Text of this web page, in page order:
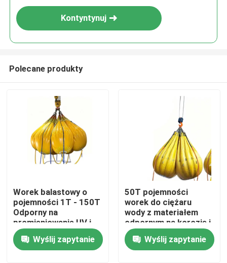
Kontyntynuj
Polecane produkty
Worek balastowy o
pojemności 1T - 150T
Odporny na
promieniowanie UV i
wzmocnione szwy do
przemysłowych
testów
Wyślij zapytanie
50T pojemności
worek do ciężaru
wody z materiałem
odpornym na korozję i
wysokiej
wytrzymałości pętli
podnoszących
Wyślij zapytanie